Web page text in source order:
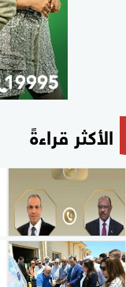
الأكثر قراءةً